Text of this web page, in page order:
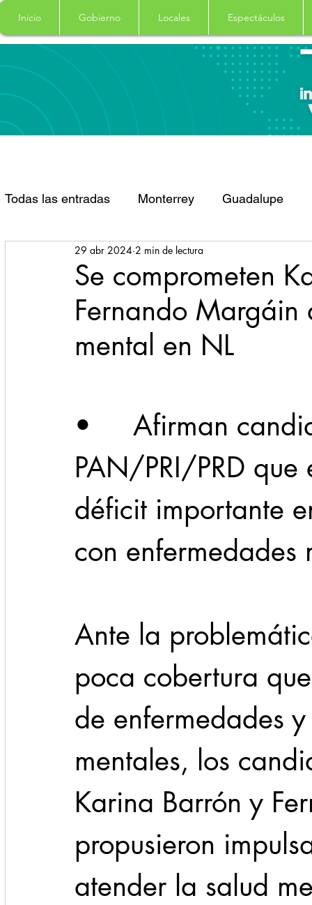
Inicio Gobierno Locales Espectáculos
Todas las entradas Monterrey Guadalupe
Santa Catarina San Pedro Garza Garcia
Espectaculos Clima Principal Salud
Seguridad 1 enero 31abr
Se comprometen
Fernando Margáin
mental en NL
29 abr 2024 2 min de lectura
•     Afirman
PAN/PRI/PRD
déficit importante
con enfermedades
Ante la
poca cobertura
de enfermedades
mentales, los
Karina Barrón y
propusieron
atender la salud